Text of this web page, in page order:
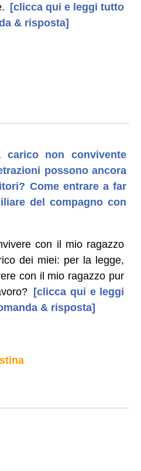
[clicca qui e leggi tutto
& risposta]
carico non convivente
possono ancora
Come entrare a far
del compagno con
con il mio ragazzo
dei miei: per la legge,
con il mio ragazzo pur
[clicca qui e leggi
& risposta]